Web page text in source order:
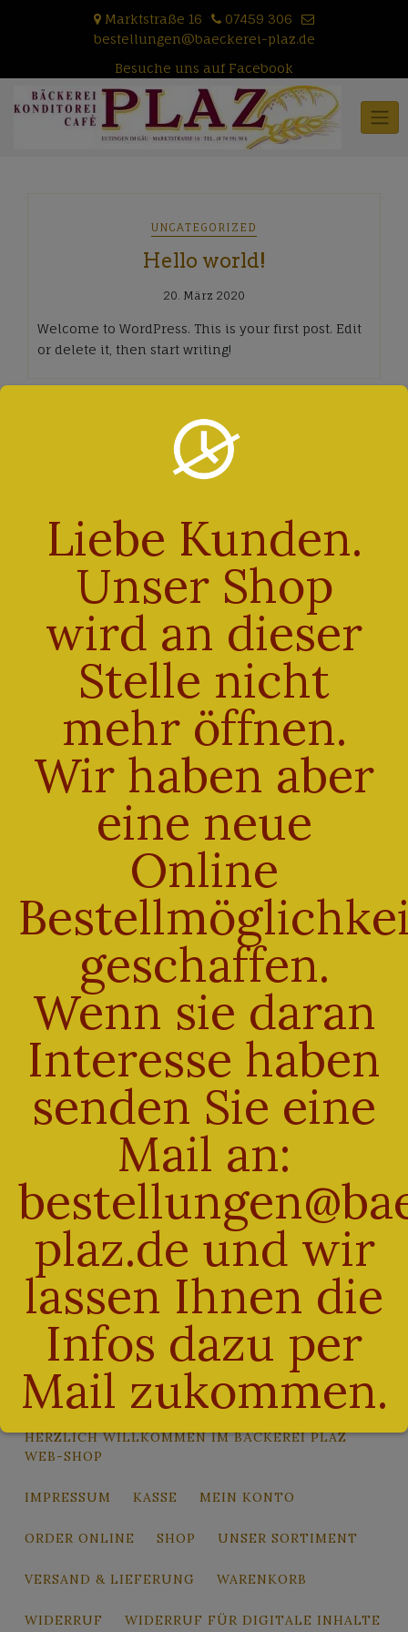
Marktstraße 16
07459 306
bestellungen@baeckerei-plaz.de
Besuche uns auf Facebook
UNCATEGORIZED
Hello world!
20. März 2020
Welcome to WordPress. This is your first post. Edit
or delete it, then start writing!
Search »
NEUESTE BEITRÄGE
Hello world!
NEUESTE KOMMENTARE
A WordPress Commenterzu Hello world!
ARCHIV
März 2020
KATEGORIEN
Uncategorized
META
Anmelden
Eintrags-Feed
Kommentar-Feed
WordPress.org
ALLGEMEINE GESCHÄFTSBEDINGUNGEN
BESTELLUNG BESTÄTIGEN & ABSENDEN
DATENSCHUTZ
HERZLICH WILLKOMMEN IM BÄCKEREI PLAZ
WEB-SHOP
IMPRESSUM KASSE MEIN KONTO
ORDER ONLINE SHOP UNSER SORTIMENT
VERSAND & LIEFERUNG WARENKORB
WIDERRUF WIDERRUF FÜR DIGITALE INHALTE
Liebe Kunden.
Unser Shop
wird an dieser
Stelle nicht
mehr öffnen.
Wir haben aber
eine neue
Online
geschaffen.
Wenn sie daran
Interesse haben
senden Sie eine
Mail an:
plaz.de und wir
lassen Ihnen die
Infos dazu per
Mail zukommen.